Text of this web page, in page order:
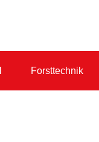
Forsttechnik